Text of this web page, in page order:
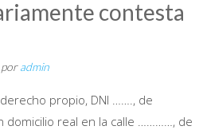
contesta
admin
propio, DNI ……., de
domicilio real en la calle …………, de